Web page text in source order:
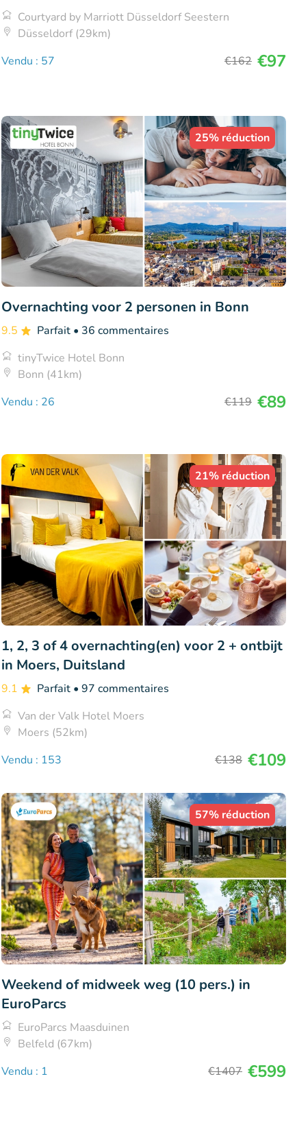
Courtyard by Marriott Düsseldorf Seestern
Düsseldorf (29km)
Vendu : 57
€162 €97
25% réduction
Overnachting voor 2 personen in Bonn
9.5 Parfait • 36 commentaires
tinyTwice Hotel Bonn
Bonn (41km)
Vendu : 26
€119 €89
21% réduction
1, 2, 3 of 4 overnachting(en) voor 2 + ontbijt
in Moers, Duitsland
9.1 Parfait • 97 commentaires
Van der Valk Hotel Moers
Moers (52km)
Vendu : 153
€138 €109
57% réduction
Weekend of midweek weg (10 pers.) in
EuroParcs
EuroParcs Maasduinen
Belfeld (67km)
Vendu : 1
€1407 €599